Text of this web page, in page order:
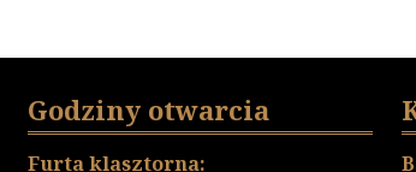
Godziny otwarcia
Furta klasztorna: